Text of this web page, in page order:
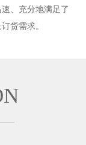
、充分地满足了
货需求。